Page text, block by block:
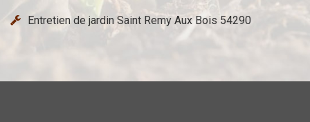
Entretien de jardin Saint Remy Aux Bois 54290